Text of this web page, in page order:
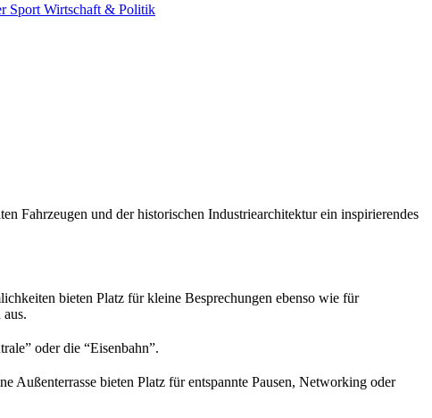
Sport Wirtschaft & Politik
Fahrzeugen und der historischen Industriearchitektur ein inspirierendes
bieten Platz für kleine Besprechungen ebenso wie für
oder die “Eisenbahn”.
bieten Platz für entspannte Pausen, Networking oder